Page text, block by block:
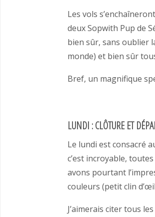
Les vols
deux Sopwith Pup de
bien sûr, sans oublier
monde) et bien sûr
Bref, un magnifique
LUNDI : CLÔTURE ET
Le lundi est consacré
c’est incroyable,
avons pourtant
couleurs (petit clin
J’aimerais citer tous